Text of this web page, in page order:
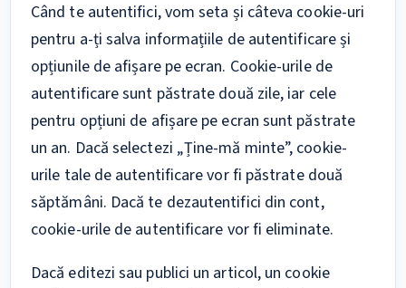
Când te autentifici, vom seta și câteva cookie-uri
pentru a-ți salva informațiile de autentificare și
opțiunile de afișare pe ecran. Cookie-urile de
autentificare sunt păstrate două zile, iar cele
pentru opțiuni de afișare pe ecran sunt păstrate
un an. Dacă selectezi „Ține-mă minte”, cookie-
urile tale de autentificare vor fi păstrate două
săptămâni. Dacă te dezautentifici din cont,
cookie-urile de autentificare vor fi eliminate.
Dacă editezi sau publici un articol, un cookie